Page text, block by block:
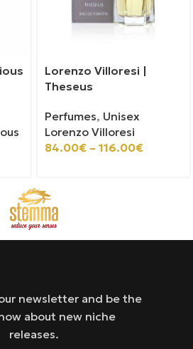
Lorenzo Villoresi |
Theseus
Perfumes, Unisex
Lorenzo Villoresi
84.00€ – 116.00€
newsletter and be the
about new niche
releases.